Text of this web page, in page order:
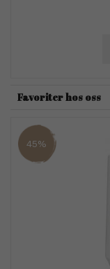
Favoriter hos oss
45%